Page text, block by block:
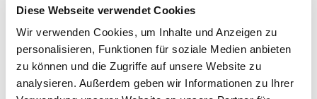
Diese Webseite verwendet Cookies
Wir verwenden Cookies, um Inhalte und Anzeigen zu
personalisieren, Funktionen für soziale Medien anbieten
zu können und die Zugriffe auf unsere Website zu
analysieren. Außerdem geben wir Informationen zu Ihrer
Fonds & Wissen/Ali Masarwah
Gibt es sie wirklich: die sagenumwobenen Bond
Vigilantes, die verschwenderische Regierungen
einhegen? Die aktuell steigenden Renditen lassen
manche Anleger hoffen, dass die Bond-Märkte die